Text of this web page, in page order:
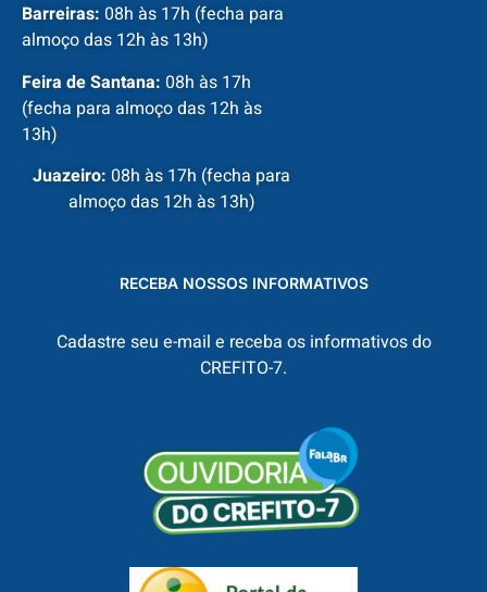
Barreiras: 08h às 17h (fecha para
almoço das 12h às 13h)
Feira de Santana: 08h às 17h
(fecha para almoço das 12h às
13h)
Juazeiro: 08h às 17h (fecha para
almoço das 12h às 13h)
RECEBA NOSSOS INFORMATIVOS
Cadastre seu e-mail e receba os informativos do
CREFITO-7.